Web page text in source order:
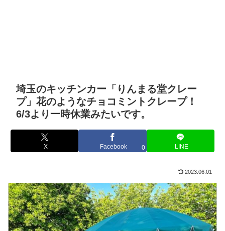
埼玉のキッチンカー「りんまる堂クレー
プ」花のようなチョコミントクレープ！
6/3より一時休業みたいです。
X Facebook 0 LINE
2023.06.01